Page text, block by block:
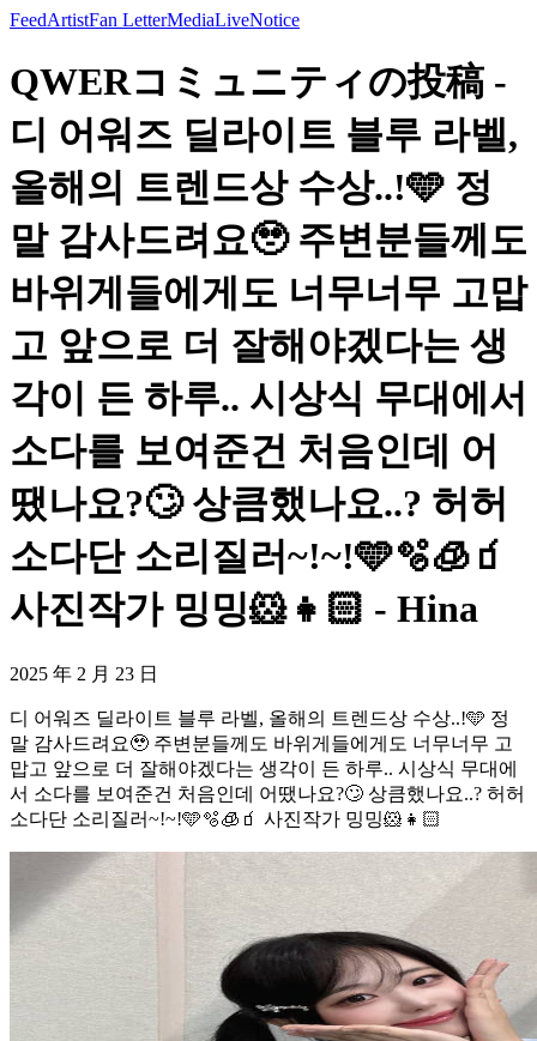
FeedArtistFan LetterMediaLiveNotice
QWERコミュニティの投稿 -
디 어워즈 딜라이트 블루 라벨,
올해의 트렌드상 수상..!🩵 정
말 감사드려요🥹 주변분들께도
바위게들에게도 너무너무 고맙
고 앞으로 더 잘해야겠다는 생
각이 든 하루.. 시상식 무대에서
소다를 보여준건 처음인데 어
땠나요?🙄 상큼했나요..? 허허
소다단 소리질러~!~!🩵🫧🧊🧃
사진작가 밍밍🐹👧🏻 - Hina
2025 年 2 月 23 日
디 어워즈 딜라이트 블루 라벨, 올해의 트렌드상 수상..!🩵 정
말 감사드려요🥹 주변분들께도 바위게들에게도 너무너무 고
맙고 앞으로 더 잘해야겠다는 생각이 든 하루.. 시상식 무대에
서 소다를 보여준건 처음인데 어땠나요?🙄 상큼했나요..? 허허
소다단 소리질러~!~!🩵🫧🧊🧃 사진작가 밍밍🐹👧🏻